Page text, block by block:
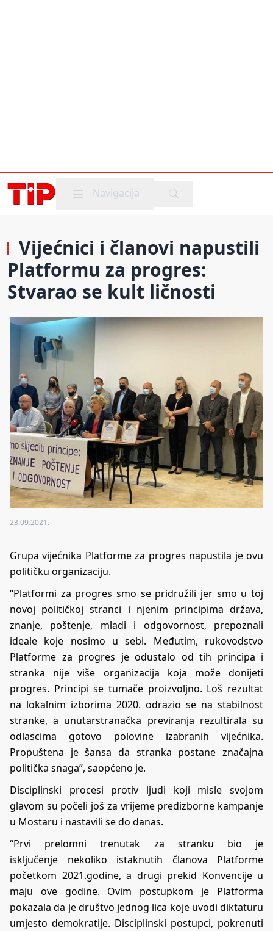
Mobile menu
Navigacija
Vijećnici i članovi napustili
Platformu za progres:
Stvarao se kult ličnosti
23.09.2021.
Grupa vijećnika Platforme za progres napustila je ovu
političku organizaciju.
“Platformi za progres smo se pridružili jer smo u toj
novoj političkoj stranci i njenim principima država,
znanje, poštenje, mladi i odgovornost, prepoznali
ideale koje nosimo u sebi. Međutim, rukovodstvo
Platforme za progres je odustalo od tih principa i
stranka nije više organizacija koja može donijeti
progres. Principi se tumače proizvoljno. Loš rezultat
na lokalnim izborima 2020. odrazio se na stabilnost
stranke, a unutarstranačka previranja rezultirala su
odlascima gotovo polovine izabranih vijećnika.
Propuštena je šansa da stranka postane značajna
politička snaga”, saopćeno je.
Disciplinski procesi protiv ljudi koji misle svojom
glavom su počeli još za vrijeme predizborne kampanje
u Mostaru i nastavili se do danas.
“Prvi prelomni trenutak za stranku bio je
isključenje nekoliko istaknutih članova Platforme
početkom 2021.godine, a drugi prekid Konvencije u
maju ove godine. Ovim postupkom je Platforma
pokazala da je društvo jednog lica koje uvodi diktaturu
umjesto demokratije. Disciplinski postupci, pokrenuti